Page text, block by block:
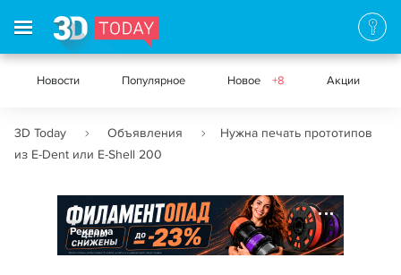
Новости Популярное Новое +8 Акции
3D Today Объявления
Нужна печать прототипов
из E-Dent или E-Shell 200
Реклама